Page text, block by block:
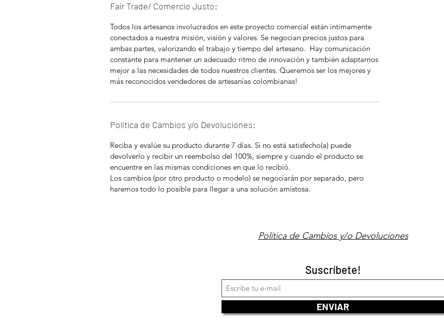
Fair Trade/ Comercio Justo:
Todos los artesanos involucrados en este proyecto comercial están íntimamente
conectados a nuestra misión, visión y valores. Se negocian precios justos para
ambas partes, valorizando el trabajo y tiempo del artesano. Hay comunicación
constante para mantener un adecuado ritmo de innovación y también adaptarnos
mejor a las necesidades de todos nuestros clientes. Queremos ser los mejores y
más reconocidos vendedores de artesanías colombianas!
Política de Cambios y/o Devoluciones:
Reciba y evalúe su producto durante 7 días. Si no está satisfecho(a) puede
devolverlo y recibir un reembolso del 100%, siempre y cuando el producto se
encuentre en las mismas condiciones en que lo recibió.
Los cambios (por otro producto o modelo) se negociarán por separado, pero
haremos todo lo posible para llegar a una solución amistosa.
Política de Cambios y/o Devoluciones
Suscríbete!
ENVIAR